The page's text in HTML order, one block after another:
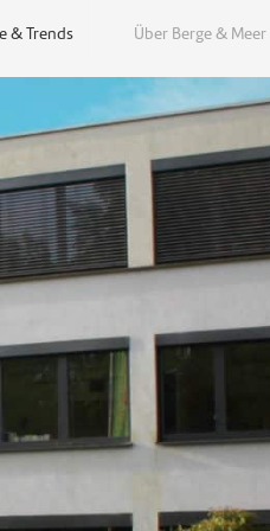
& Trends Über Berge & Meer